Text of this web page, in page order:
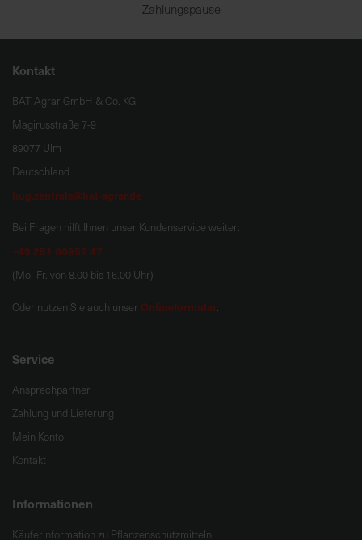
Zahlungspause
Kontakt
BAT Agrar GmbH & Co. KG
Magirusstraße 7-9
89077 Ulm
Deutschland
hug.zentrale@bat-agrar.de
Bei Fragen hilft Ihnen unser Kundenservice weiter:
+49 251 60957 47
(Mo.-Fr. von 8.00 bis 16.00 Uhr)
Oder nutzen Sie auch unser Onlineformular.
Service
Ansprechpartner
Zahlung und Lieferung
Mein Konto
Kontakt
Informationen
Käuferinformation zu Pflanzenschutzmitteln